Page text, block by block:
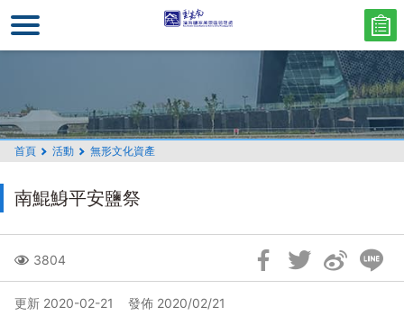
到
主
容
區
塊
首頁 活動 無形文化資產
南鯤鯓平安鹽祭
3804
更新 2020-02-21 發佈 2020/02/21
社